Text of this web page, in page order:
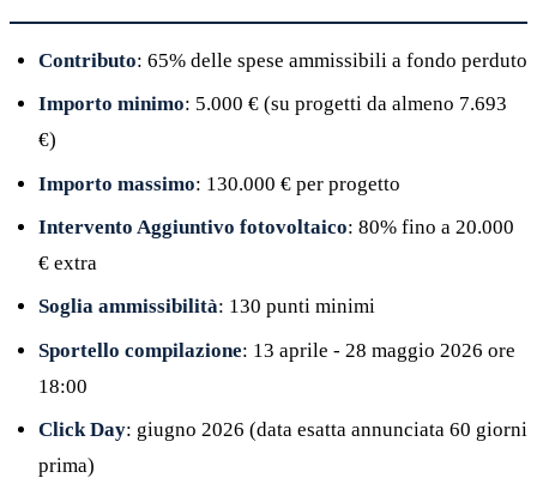
Contributo: 65% delle spese ammissibili a fondo perduto
Importo minimo: 5.000 € (su progetti da almeno 7.693
€)
Importo massimo: 130.000 € per progetto
Intervento Aggiuntivo fotovoltaico: 80% fino a 20.000
€ extra
Soglia ammissibilità: 130 punti minimi
Sportello compilazione: 13 aprile - 28 maggio 2026 ore
18:00
Click Day: giugno 2026 (data esatta annunciata 60 giorni
prima)